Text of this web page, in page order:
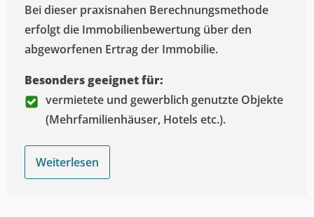
Bei dieser praxisnahen Berechnungsmethode
erfolgt die Immobilienbewertung über den
abgeworfenen Ertrag der Immobilie.
Besonders geeignet für:
vermietete und gewerblich genutzte Objekte
(Mehrfamilienhäuser, Hotels etc.).
Weiterlesen